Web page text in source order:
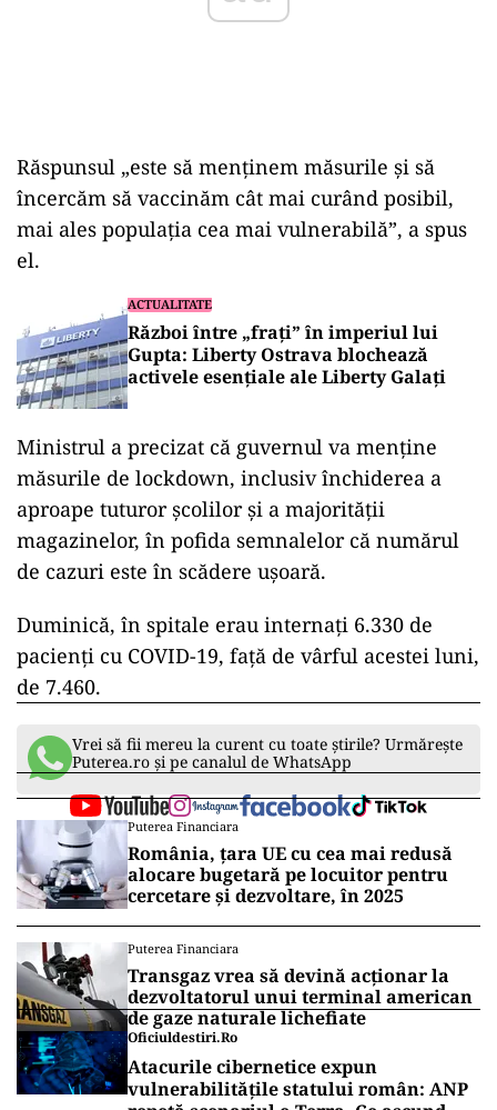
Răspunsul „este să menţinem măsurile şi să
încercăm să vaccinăm cât mai curând posibil,
mai ales populaţia cea mai vulnerabilă”, a spus
el.
ACTUALITATE
Război între „frați” în imperiul lui
Gupta: Liberty Ostrava blochează
activele esențiale ale Liberty Galați
Ministrul a precizat că guvernul va menţine
măsurile de lockdown, inclusiv închiderea a
aproape tuturor şcolilor şi a majorităţii
magazinelor, în pofida semnalelor că numărul
de cazuri este în scădere uşoară.
Duminică, în spitale erau internaţi 6.330 de
pacienţi cu COVID-19, faţă de vârful acestei luni,
de 7.460.
Vrei să fii mereu la curent cu toate știrile? Urmărește
Puterea.ro și pe canalul de WhatsApp
Puterea Financiara
România, țara UE cu cea mai redusă
alocare bugetară pe locuitor pentru
cercetare și dezvoltare, în 2025
Puterea Financiara
Transgaz vrea să devină acționar la
dezvoltatorul unui terminal american
de gaze naturale lichefiate
Oficiuldestiri.ro
Atacurile cibernetice expun
vulnerabilitățile statului român: ANP